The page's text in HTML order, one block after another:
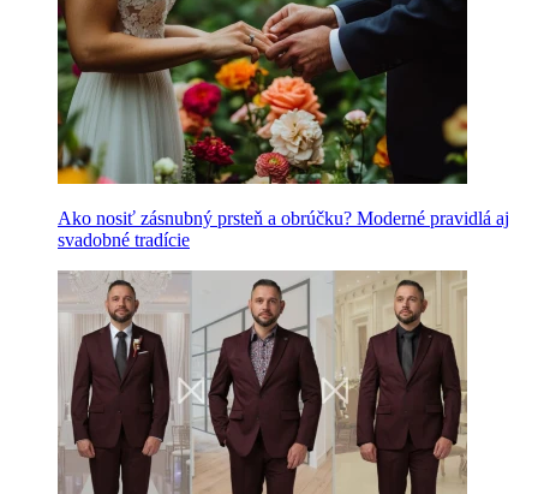
Ako nosiť zásnubný prsteň a obrúčku? Moderné pravidlá aj
svadobné tradície